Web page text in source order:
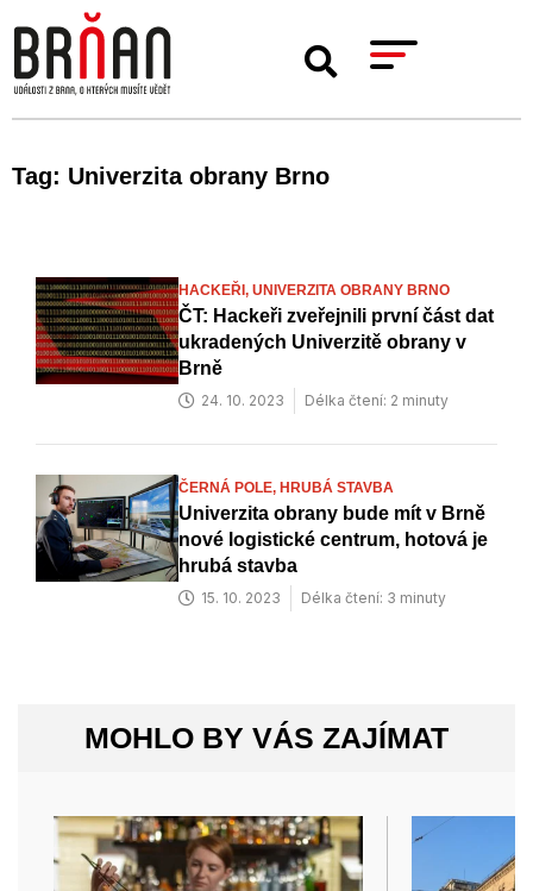
Tag: Univerzita obrany Brno
HACKEŘI, UNIVERZITA OBRANY BRNO
ČT: Hackeři zveřejnili první část dat
ukradených Univerzitě obrany v
Brně
24. 10. 2023 Délka čtení: 2 minuty
ČERNÁ POLE, HRUBÁ STAVBA
Univerzita obrany bude mít v Brně
nové logistické centrum, hotová je
hrubá stavba
15. 10. 2023 Délka čtení: 3 minuty
MOHLO BY VÁS ZAJÍMAT